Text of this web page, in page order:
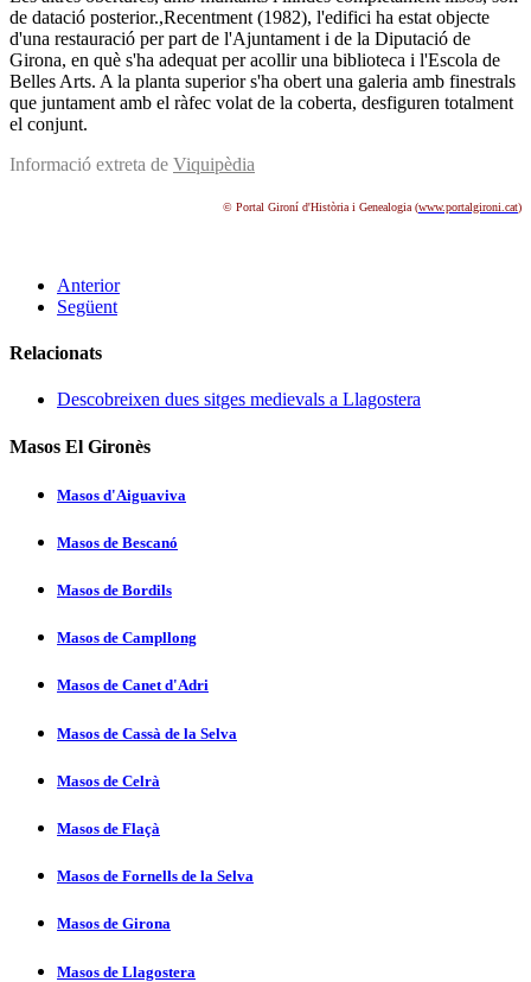
de datació posterior.,Recentment (1982), l'edifici ha estat objecte
d'una restauració per part de l'Ajuntament i de la Diputació de
Girona, en què s'ha adequat per acollir una biblioteca i l'Escola de
Belles Arts. A la planta superior s'ha obert una galeria amb finestrals
que juntament amb el ràfec volat de la coberta, desfiguren totalment
el conjunt.
Informació extreta de Viquipèdia
© Portal Gironí d'Història i Genealogia (www.portalgironi.cat)
Anterior
Següent
Relacionats
Descobreixen dues sitges medievals a Llagostera
Masos El Gironès
Masos d'Aiguaviva
Masos de Bescanó
Masos de Bordils
Masos de Campllong
Masos de Canet d'Adri
Masos de Cassà de la Selva
Masos de Celrà
Masos de Flaçà
Masos de Fornells de la Selva
Masos de Girona
Masos de Llagostera